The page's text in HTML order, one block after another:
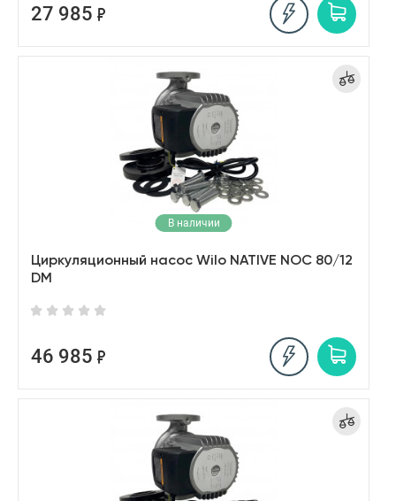
27 985
В наличии
Циркуляционный насос Wilo NATIVE NOC 80/12
DM
46 985